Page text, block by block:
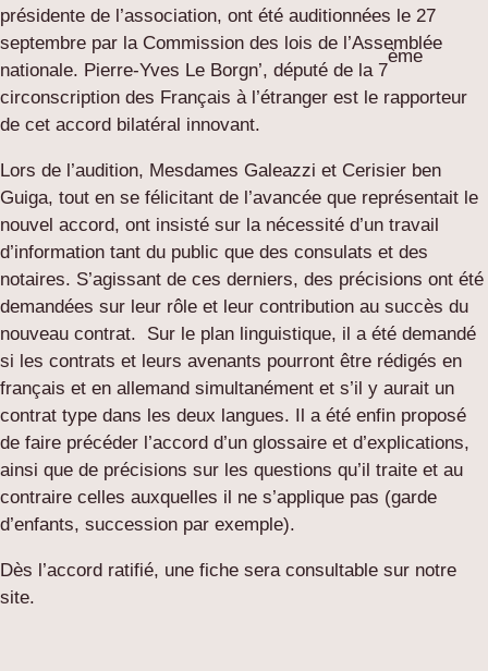
présidente de l’association, ont été auditionnées le 27
septembre par la Commission des lois de l’Assemblée
nationale. Pierre-Yves Le Borgn’, député de la 7
ème
circonscription des Français à l’étranger est le rapporteur
de cet accord bilatéral innovant.
Lors de l’audition, Mesdames Galeazzi et Cerisier ben
Guiga, tout en se félicitant de l’avancée que représentait le
nouvel accord, ont insisté sur la nécessité d’un travail
d’information tant du public que des consulats et des
notaires. S’agissant de ces derniers, des précisions ont été
demandées sur leur rôle et leur contribution au succès du
nouveau contrat. Sur le plan linguistique, il a été demandé
si les contrats et leurs avenants pourront être rédigés en
français et en allemand simultanément et s’il y aurait un
contrat type dans les deux langues. Il a été enfin proposé
de faire précéder l’accord d’un glossaire et d’explications,
ainsi que de précisions sur les questions qu’il traite et au
contraire celles auxquelles il ne s’applique pas (garde
d’enfants, succession par exemple).
Dès l’accord ratifié, une fiche sera consultable sur notre
site.